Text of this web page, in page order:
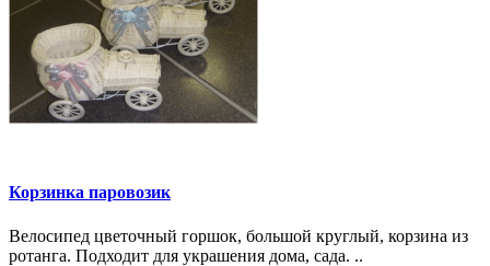
Корзинка паровозик
Велосипед цветочный горшок, большой круглый, корзина из
ротанга. Подходит для украшения дома, сада. ..